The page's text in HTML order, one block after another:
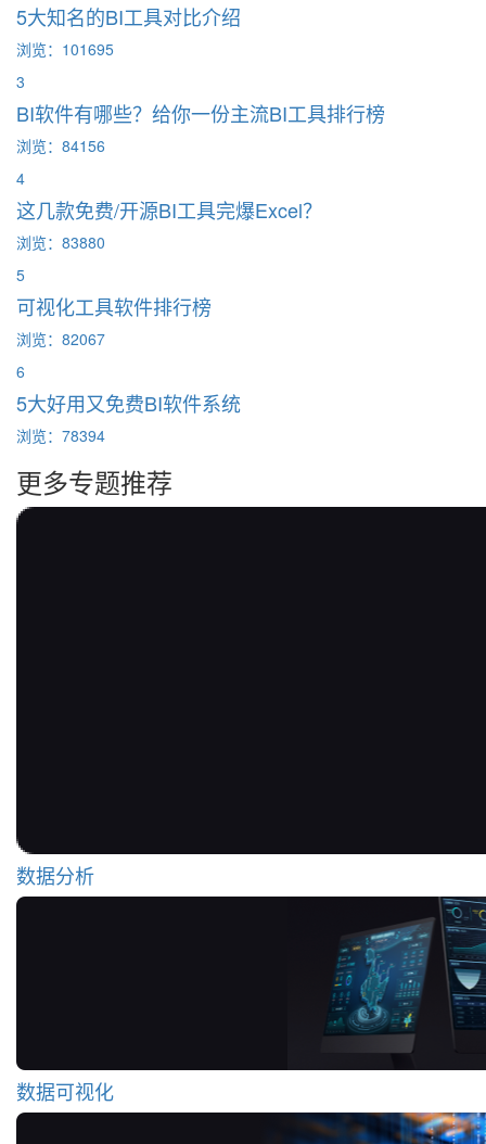
5大知名的BI工具对比介绍
浏览：101695
3
BI软件有哪些？给你一份主流BI工具排行榜
浏览：84156
4
这几款免费/开源BI工具完爆Excel？
浏览：83880
5
可视化工具软件排行榜
浏览：82067
6
5大好用又免费BI软件系统
浏览：78394
更多专题推荐
数据分析
数据可视化